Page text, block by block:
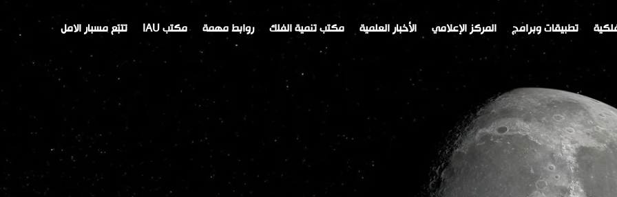
تطبيقات وبرامج المركز الإعلامي الأخبار العلمية مكتب تنمية الفلك روابط مهمة مكتب IAU
تتبّع مسبار الامل